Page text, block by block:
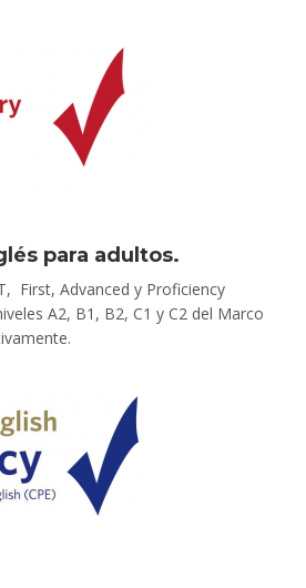
para adultos.
First, Advanced y Proficiency
A2, B1, B2, C1 y C2 del Marco